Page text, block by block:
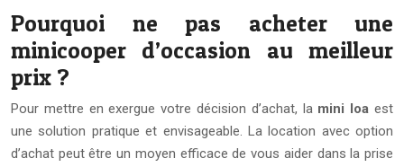
Pourquoi ne pas acheter une
minicooper d’occasion au meilleur
prix ?
Pour mettre en exergue votre décision d’achat, la mini loa est
une solution pratique et envisageable. La location avec option
d’achat peut être un moyen efficace de vous aider dans la prise